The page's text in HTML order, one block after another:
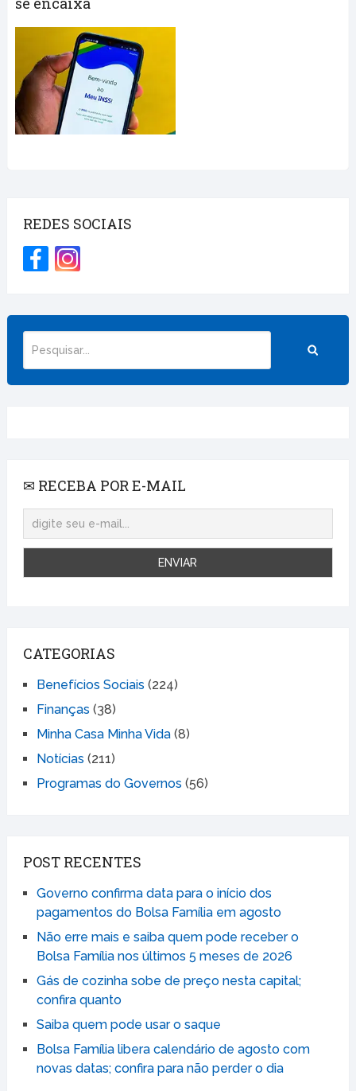
REDES SOCIAIS
✉ RECEBA POR E-MAIL
CATEGORIAS
Benefícios Sociais (224)
Finanças (38)
Minha Casa Minha Vida(8)
Notícias (211)
Programas do Governos (56)
POST RECENTES
Governo confirma data para o início dos
pagamentos do Bolsa Família em agosto
Não erre mais e saiba quem pode receber o
Bolsa Família nos últimos 5 meses de 2026
Gás de cozinha sobe de preço nesta capital;
confira quanto
Saiba quem pode usar o saque
Bolsa Família libera calendário de agosto com
novas datas; confira para não perder o dia